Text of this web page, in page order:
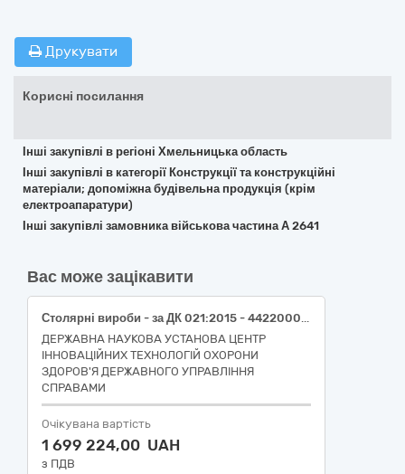
Друкувати
Корисні посилання
Інші закупівлі в регіоні Хмельницька область
Інші закупівлі в категорії Конструкції та конструкційні
матеріали; допоміжна будівельна продукція (крім
електроапаратури)
Інші закупівлі замовника військова частина А 2641
Вас може зацікавити
Столярні вироби - за ДК 021:2015 - 44220000-8 (Блок віконний металопластиковий - за ДК 021:2015 - 44221100-6 Вікна)
ДЕРЖАВНА НАУКОВА УСТАНОВА ЦЕНТР
ІННОВАЦІЙНИХ ТЕХНОЛОГІЙ ОХОРОНИ
ЗДОРОВ'Я ДЕРЖАВНОГО УПРАВЛІННЯ
СПРАВАМИ
Очікувана вартість
1 699 224,00 UAH
з ПДВ